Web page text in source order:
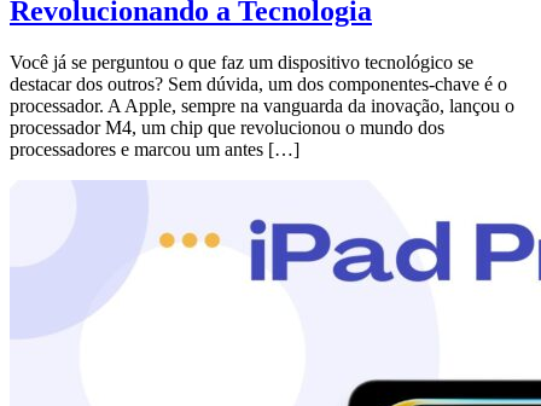
Revolucionando a Tecnologia
Você já se perguntou o que faz um dispositivo tecnológico se
destacar dos outros? Sem dúvida, um dos componentes-chave é o
processador. A Apple, sempre na vanguarda da inovação, lançou o
processador M4, um chip que revolucionou o mundo dos
processadores e marcou um antes […]